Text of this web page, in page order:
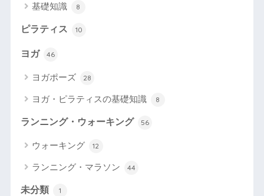
基礎知識 8
ピラティス 10
ヨガ 46
ヨガポーズ 28
ヨガ・ピラティスの基礎知識 8
ランニング・ウォーキング 56
ウォーキング 12
ランニング・マラソン 44
未分類 1